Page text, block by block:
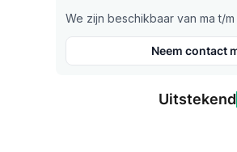
We zijn beschikbaar van ma t/
Neem contact
Uitstekend